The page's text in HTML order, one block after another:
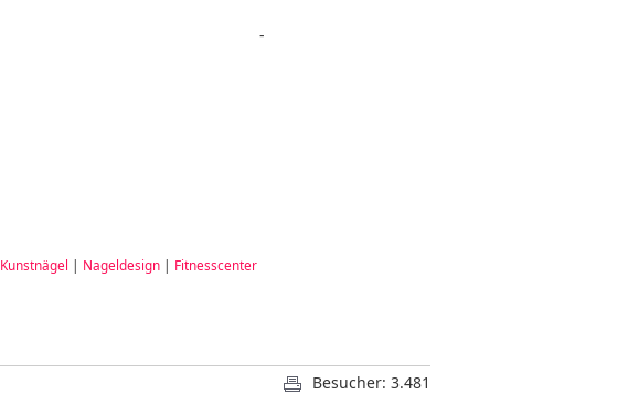
-
Kunstnägel | Nageldesign | Fitnesscenter
Besucher: 3.481